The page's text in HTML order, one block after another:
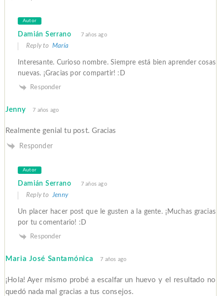
Autor
Damián Serrano 7 años ago
Reply to María
Interesante. Curioso nombre. Siempre está bien aprender cosas
nuevas. ¡Gracias por compartir! :D
Responder
Jenny 7 años ago
Realmente genial tu post. Gracias
Responder
Autor
Damián Serrano 7 años ago
Reply toJenny
Un placer hacer post que le gusten a la gente. ¡Muchas gracias
por tu comentario! :D
Responder
Maria José Santamónica 7 años ago
¡Hola! Ayer mismo probé a escalfar un huevo y el resultado no
quedó nada mal gracias a tus consejos.